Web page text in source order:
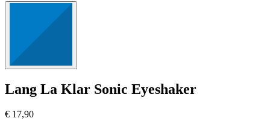
Lang La Klar Sonic Eyeshaker
€ 17,90